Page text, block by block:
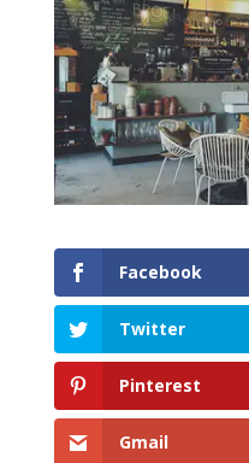
Facebook
Twitter
Pinterest
Gmail